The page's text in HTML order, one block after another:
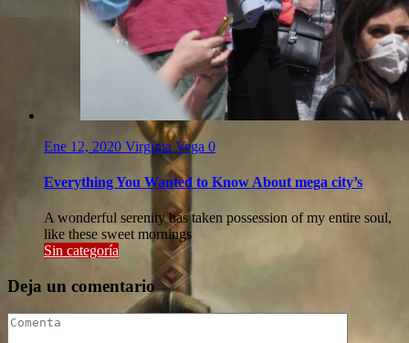
Ene 12, 2020 Virginia Vega 0
Everything You Wanted to Know About mega city’s
A wonderful serenity has taken possession of my entire soul,
like these sweet mornings
Sin categoría
Deja un comentario